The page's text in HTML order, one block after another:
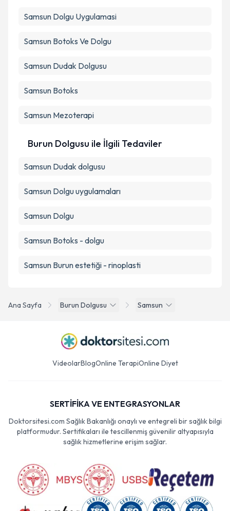
Ana Sayfa Burun Dolgusu Samsun
Samsun Dolgu Uygulamasi
Samsun Botoks Ve Dolgu
Samsun Dudak Dolgusu
Samsun Botoks
Samsun Mezoterapi
Burun Dolgusu ile İlgili Tedaviler
Samsun Dudak dolgusu
Samsun Dolgu uygulamaları
Samsun Dolgu
Samsun Botoks - dolgu
Samsun Burun estetiği - rinoplasti
VideolarBlogOnline TerapiOnline Diyet
SERTİFİKA VE ENTEGRASYONLAR
Doktorsitesi.com Sağlık Bakanlığı onaylı ve entegreli bir sağlık bilgi
platformudur. Sertifikaları ile tescillenmiş güvenilir altyapısıyla
sağlık hizmetlerine erişim sağlar.